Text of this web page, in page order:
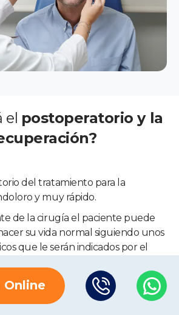
el postoperatorio y la
del tratamiento para la
y muy rápido.
de la cirugía el paciente puede
su vida normal siguiendo unos
que le serán indicados por el
óptima.
los fármacos que considere
Online